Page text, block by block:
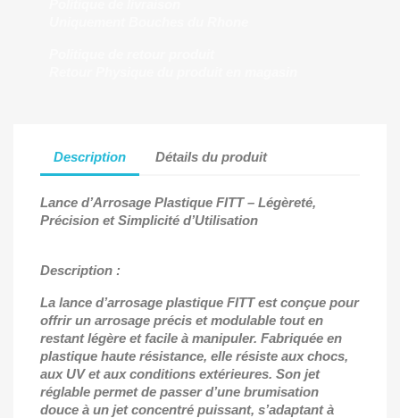
Description Détails du produit
Lance d’Arrosage Plastique FITT– Légèreté,
Précision et Simplicité d’Utilisation
Description :
La lance d’arrosage plastique FITT est conçue pour
offrir un arrosage précis et modulable tout en
restant légère et facile à manipuler. Fabriquée en
plastique haute résistance, elle résiste aux chocs,
aux UV et aux conditions extérieures. Son jet
réglable permet de passer d’une brumisation
douce à un jet concentré puissant, s’adaptant à